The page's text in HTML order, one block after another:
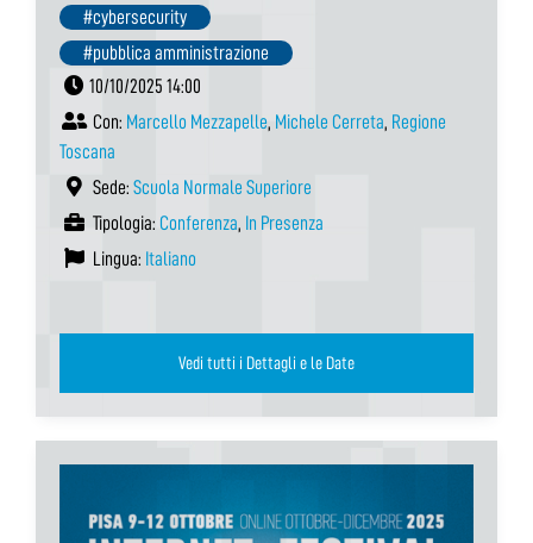
#cybersecurity
#pubblica amministrazione
10/10/2025 14:00
Con: Marcello Mezzapelle, Michele Cerreta, Regione
Toscana
Sede: Scuola Normale Superiore
Tipologia: Conferenza, In Presenza
Lingua: Italiano
Vedi tutti i Dettagli e le Date